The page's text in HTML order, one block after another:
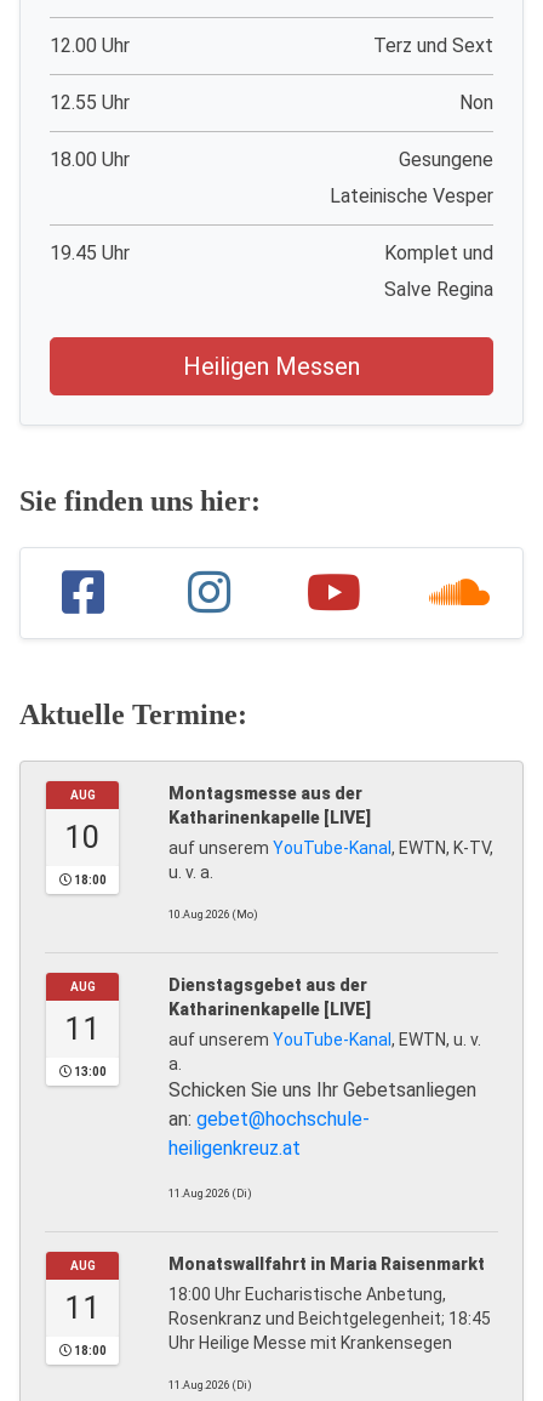
12.00 Uhr Terz und Sext
12.55 Uhr Non
18.00 Uhr
Gesungene
Lateinische Vesper
19.45 Uhr
Komplet und
Salve Regina
Heiligen Messen
Sie finden uns hier:
Aktuelle Termine:
AUG
10
18:00
Montagsmesse aus der
Katharinenkapelle [LIVE]
auf unserem YouTube-Kanal, EWTN, K-TV,
u. v. a.
10.Aug.2026 (Mo)
AUG
11
13:00
Dienstagsgebet aus der
Katharinenkapelle [LIVE]
auf unserem YouTube-Kanal, EWTN, u. v.
a.
Schicken Sie uns Ihr Gebetsanliegen
an: gebet@hochschule-
heiligenkreuz.at
11.Aug.2026 (Di)
AUG
11
18:00
Monatswallfahrt in Maria Raisenmarkt
18:00 Uhr Eucharistische Anbetung,
Rosenkranz und Beichtgelegenheit; 18:45
Uhr Heilige Messe mit Krankensegen
11.Aug.2026 (Di)